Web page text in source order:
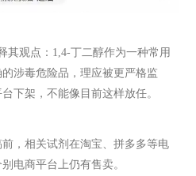
其观点：1,4-丁二醇作为一种常用
涉毒危险品，理应被更严格监
下架，不能像目前这样放任。
，相关试剂在淘宝、拼多多等电
电商平台上仍有售卖。